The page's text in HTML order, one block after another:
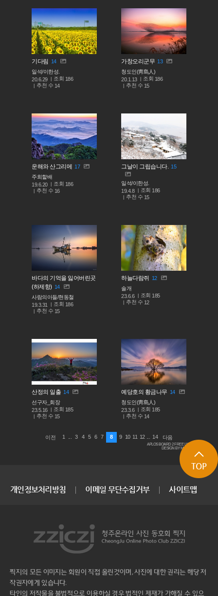
기다림
14
일석/이한성.
20.6.29
조회 186
추천 수 14
가창오리군무 13
청도인(靑島人)
20.1.13
조회 186
추천 수 15
운해와 산그리메
17
주희할배
19.6.20
조회 186
추천 수 16
그날이 그립습니다. 15
일석/이한성.
19.4.8
조회 186
추천 수 15
바다의 기억을 잃어버린곳
(하제항) 14
사람의아들/현동철
19.3.31
조회 186
추천 수 15
하늘다람쥐
12
솔개
23.6.6
조회 185
추천 수 12
산정의 일출 14
선구자_회장
23.5.16
조회 185
추천 수 15
예당호의 황금나무 14
청도인(靑島人)
23.3.6
조회 185
추천 수 14
이전 1 3 4 5 6 7 8 9 10 11 12 14 다음
APLOS BOARD 2 FREE LICENSE
DESIGN BY MACARON
TOP
개인정보처리방침 이메일 무단수집거부 사이트맵
찍지의 모든 이미지는 회원이 직접 올린것이며, 사진에 대한 권리는 해당 저
작권자에게 있습니다.
타인의 저작물을 불법적으로 이용하실 경우 법적인 제재가 가해질 수 있으